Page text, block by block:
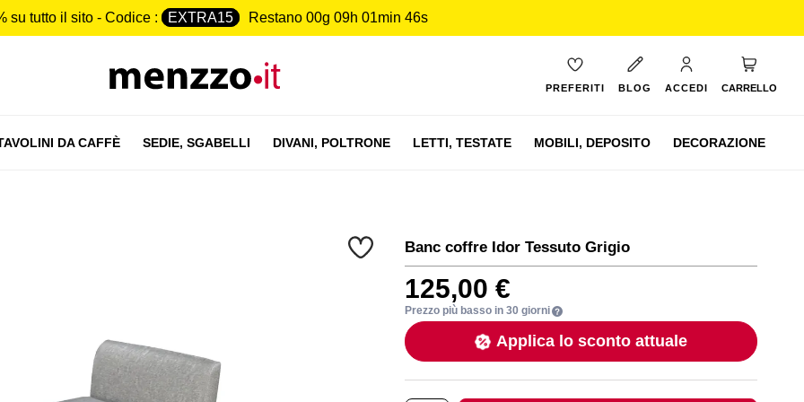
su tutto il sito - Codice : EXTRA15 Restano 00g 09h 01min 45s
PREFERITI BLOG ACCEDI CARRELLO
DA CAFFÈ SEDIE, SGABELLI DIVANI, POLTRONE LETTI, TESTATE MOBILI, DEPOSITO DECORAZIONE
Banc coffre Idor Tessuto Grigio
125,00 €
Prezzo più basso in 30 giorni
Applica lo sconto attuale